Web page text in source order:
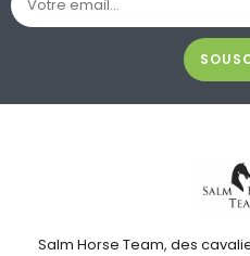
Salm Horse Team, des